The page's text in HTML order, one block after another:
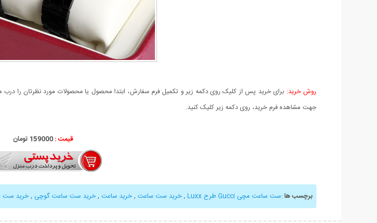
روش خرید: برای خرید پس از کلیک روی دکمه زیر و تکمیل فرم سفارش، ابتدا محصول یا محصولات مورد نظرتان را درب
جهت مشاهده فرم خرید، روی دکمه زیر کلیک کنید.
قیمت : 159000 تومان
برچسب ها:ست ساعت مچی Gucci طرح Luxx ,خرید ست ساعت ,خرید ساعت ,خرید ست ساعت گوچی ,خرید ست